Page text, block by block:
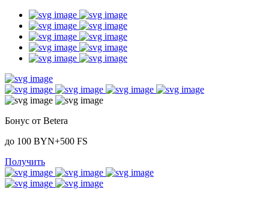
Бонус от Betera
до 100 BYN+500 FS
Получить